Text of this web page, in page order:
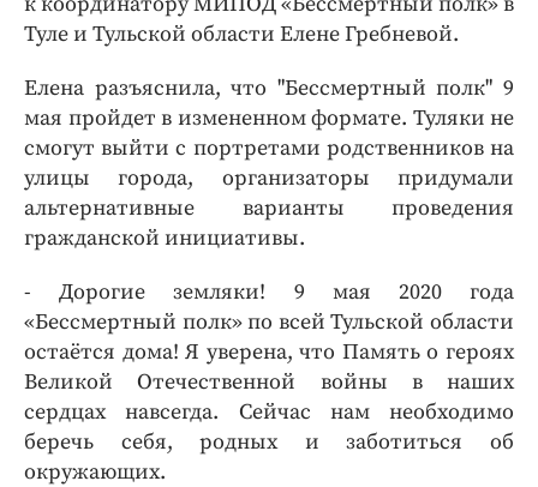
Туле и Тульской области Елене Гребневой.
Елена разъяснила, что "Бессмертный полк" 9
мая пройдет в измененном формате. Туляки не
смогут выйти с портретами родственников на
улицы города, организаторы придумали
альтернативные варианты проведения
гражданской инициативы.
- Дорогие земляки! 9 мая 2020 года
«Бессмертный полк» по всей Тульской области
остаётся дома! Я уверена, что Память о героях
Великой Отечественной войны в наших
сердцах навсегда. Сейчас нам необходимо
беречь себя, родных и заботиться об
окружающих.